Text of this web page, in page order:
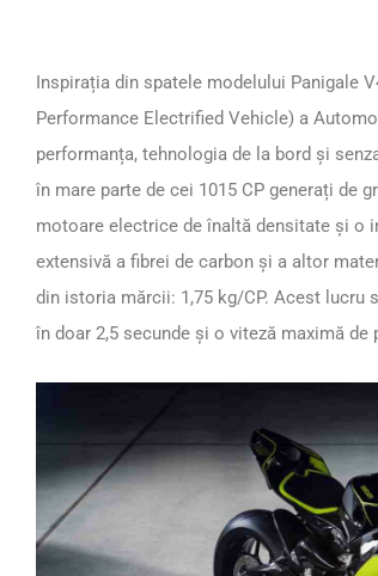
Inspirația din spatele modelului Panigale
Performance Electrified Vehicle) a
performanța, tehnologia de la bord și
în mare parte de cei 1015 CP generați de
motoare electrice de înaltă densitate și o
extensivă a fibrei de carbon și a altor
din istoria mărcii: 1,75 kg/CP. Acest lucru
în doar 2,5 secunde și o viteză maximă de